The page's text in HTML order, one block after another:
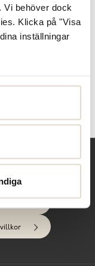
Vi behöver dock
Klicka på "Visa
inställningar
Vadderad
uttagbara